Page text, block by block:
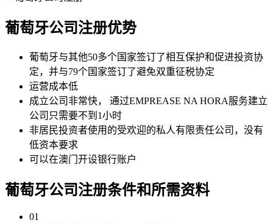
葡萄牙公司注册优势
葡萄牙与其他50多个国家签订了相互保护和促进投资协
定，并与79个国家签订了避免双重征税协定
运营成本低
成立公司非常快， 通过EMPREASE NA HORA服务建立
公司只需要不到1小时
非居民投资者使用的受欢迎的私人有限责任公司，没有
低资本要求
可以在澳门开设银行账户
葡萄牙公司注册条件和所需资料
01